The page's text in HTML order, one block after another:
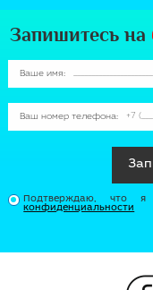
Запишитесь на
Ваше имя:
Ваш номер телефона:
Подтверждаю, что
конфиденциальности